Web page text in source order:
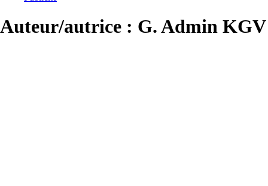
Auteur/autrice : G. Admin KGV